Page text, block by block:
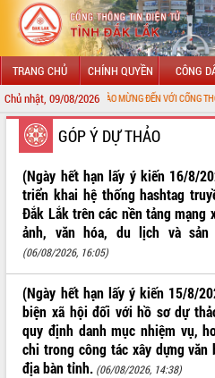
TRANG CHỦ CHÍNH QUYỀN CÔNG
Chủ nhật, 09/08/2026
CHÀO MỪNG ĐẾN VỚI CỔNG THÔNG TIN
GIỚI THIỆU
LÃNH ĐẠO UBND TỈNH
TIN TỨC SỰ KIỆN
SỞ, BAN, NGÀNH
UBND CÁC XÃ, PHƯỜNG
THÔNG TIN CHỈ ĐẠO ĐIỀU HÀNH
HỆ THỐNG VĂN BẢN
GÓP Ý DỰ THẢO
(Ngày hết hạn lấy ý kiến 16/8/
triển khai hệ thống hashtag
Đắk Lắk trên các nền tảng mạng
ảnh, văn hóa, du lịch và
(06/08/2026, 16:05)
(Ngày hết hạn lấy ý kiến 15/8/
biện xã hội đối với hồ sơ dự
quy định danh mục nhiệm vụ,
chi trong công tác xây dựng
địa bàn tỉnh. (06/08/2026, 14:38)